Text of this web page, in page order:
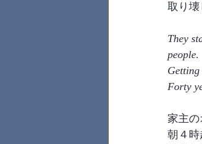
取り
They
people.
Forty
家主
朝４時